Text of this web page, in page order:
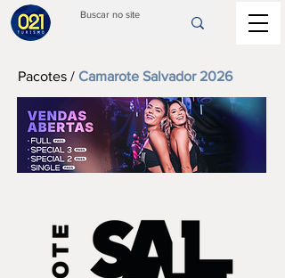
Pacotes / Camarote Salvador 2026